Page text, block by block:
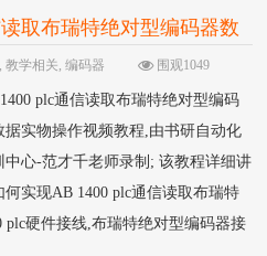
取布瑞特绝对型编码器数
程-书研自动化培训中心制
,教学相关,编码器
围观1049
plc通信读取布瑞特绝对型编码
据实物操作视频教程,由书研自动化
中心-范才千老师录制; 该教程详细讲
何实现AB 1400 plc通信读取布瑞特
plc硬件接线,布瑞特绝对型编码器接